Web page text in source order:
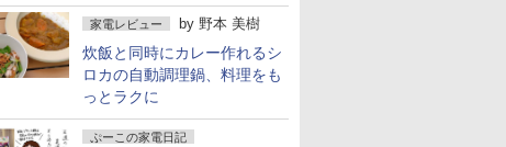
家電レビュー by 野本 美樹
炊飯と同時にカレー作れるシ
ロカの自動調理鍋、料理をも
っとラクに
ぷーこの家電日記